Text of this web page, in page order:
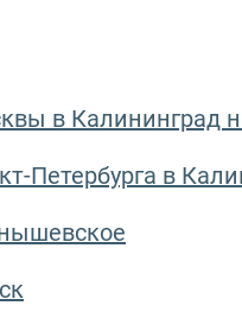
в Калининград
Петербурга в